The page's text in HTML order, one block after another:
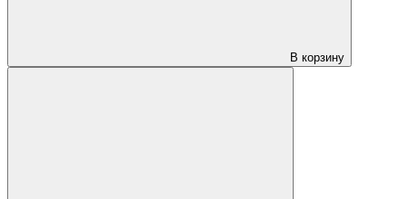
В корзину